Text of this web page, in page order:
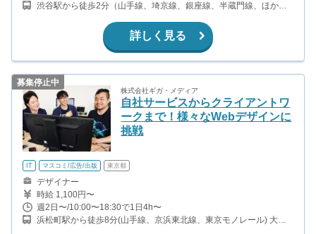
渋谷駅から徒歩2分（山手線、埼京線、銀座線、半蔵門線、ほか）
詳しく見る
募集停止中
株式会社ギガ・メディア
自社サービスからクライアントワ
ークまで！様々なWebデザインに
挑戦
IT マスコミ/広告/出版 東京都
デザイナー
時給 1,100円〜
週2日〜/10:00〜18:30で1日4h〜
浜松町駅から徒歩8分(山手線、京浜東北線、東京モノレール) 大門